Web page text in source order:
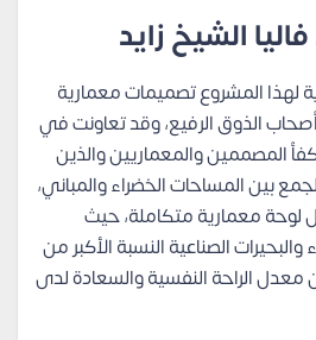
الشيخ زايد
لهذا المشروع تصميمات معمارية
الذوق الرفيع، وقد تعاونت في
المصممين والمعماريين والذين
بين المساحات الخضراء والمباني،
معمارية متكاملة، حيث
الصناعية النسبة الأكبر من
معدل الراحة النفسية والسعادة لدى